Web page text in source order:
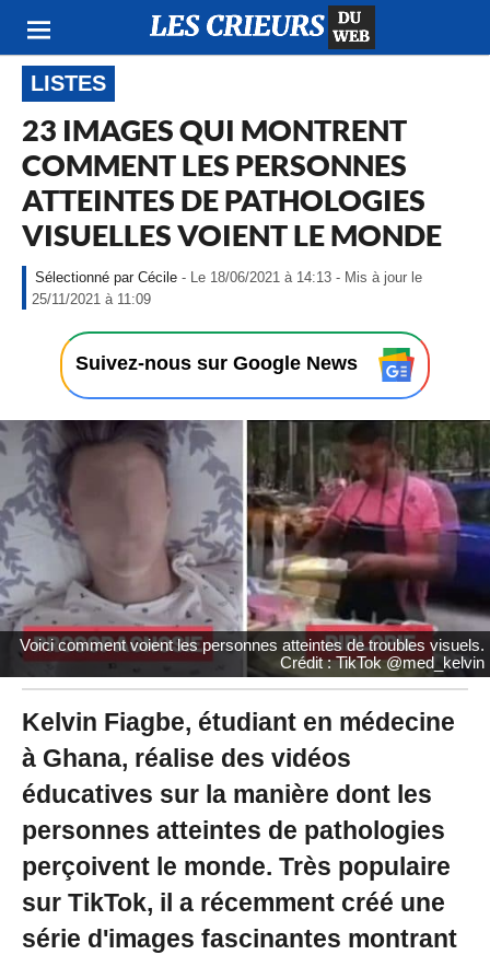
LISTES
23 IMAGES QUI MONTRENT
COMMENT LES PERSONNES
ATTEINTES DE PATHOLOGIES
VISUELLES VOIENT LE MONDE
Cécile - Le 18/06/2021 à 14:13 - Mis à jour le
25/11/2021 à 11:09
1
/
0
6
/
4
:
1
-
M
i
s
j
u
5
Suivez-nous sur Google News
Voici comment voient les personnes atteintes de troubles visuels.
Crédit : TikTok @med_kelvin
Kelvin Fiagbe, étudiant en médecine
à Ghana, réalise des vidéos
éducatives sur la manière dont les
personnes atteintes de pathologies
perçoivent le monde. Très populaire
sur TikTok, il a récemment créé une
série d'images fascinantes montrant